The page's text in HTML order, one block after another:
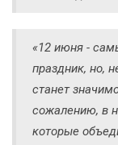
«12 июня -
праздник, но,
станет
сожалению, в
которые